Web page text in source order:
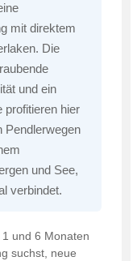
mit direktem
Die
und ein
profitieren hier
Pendlerwegen
und See,
verbindet.
und 6 Monaten
suchst, neue